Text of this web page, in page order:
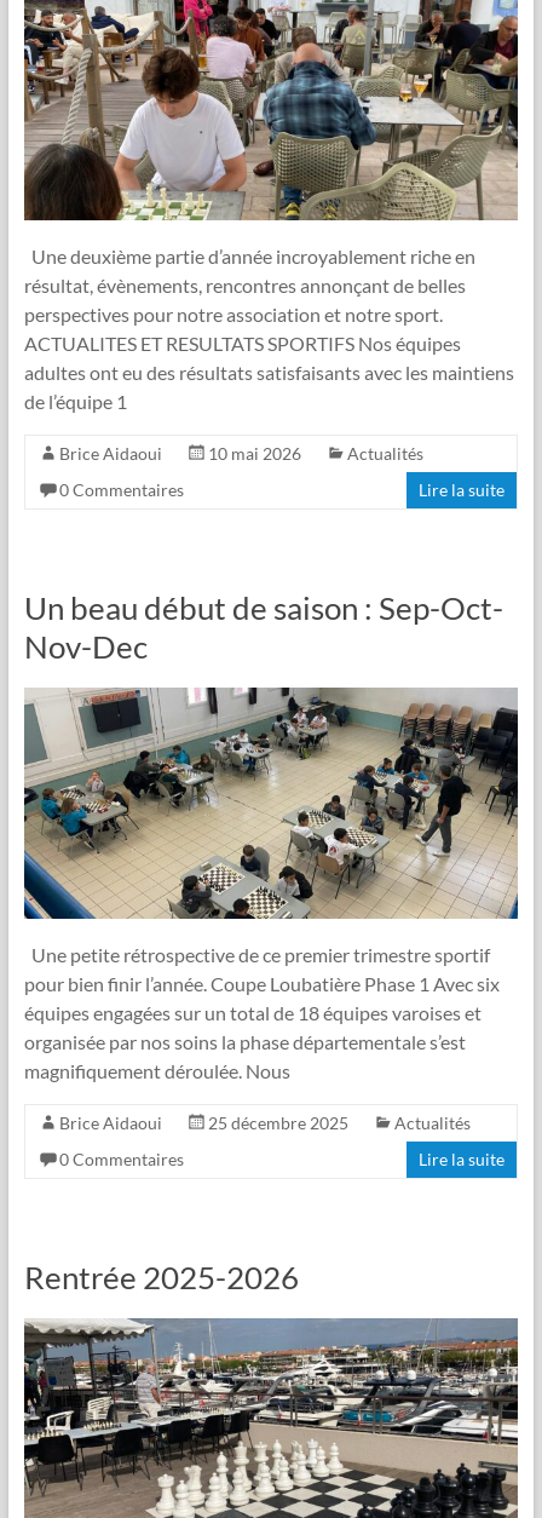
Une deuxième partie d’année incroyablement riche en
résultat, évènements, rencontres annonçant de belles
perspectives pour notre association et notre sport.
ACTUALITES ET RESULTATS SPORTIFS Nos équipes
adultes ont eu des résultats satisfaisants avec les maintiens
de l’équipe 1
Brice Aidaoui 10 mai 2026
Actualités
0 Commentaires
Lire la suite
Un beau début de saison : Sep-Oct-
Nov-Dec
Une petite rétrospective de ce premier trimestre sportif
pour bien finir l’année. Coupe Loubatière Phase 1 Avec six
équipes engagées sur un total de 18 équipes varoises et
organisée par nos soins la phase départementale s’est
magnifiquement déroulée. Nous
Brice Aidaoui 25 décembre 2025
Actualités
0 Commentaires
Lire la suite
Rentrée 2025-2026